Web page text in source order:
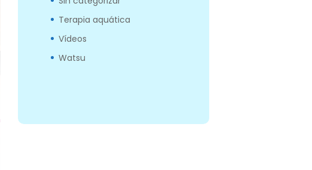
Terapia aquática
Vídeos
Watsu